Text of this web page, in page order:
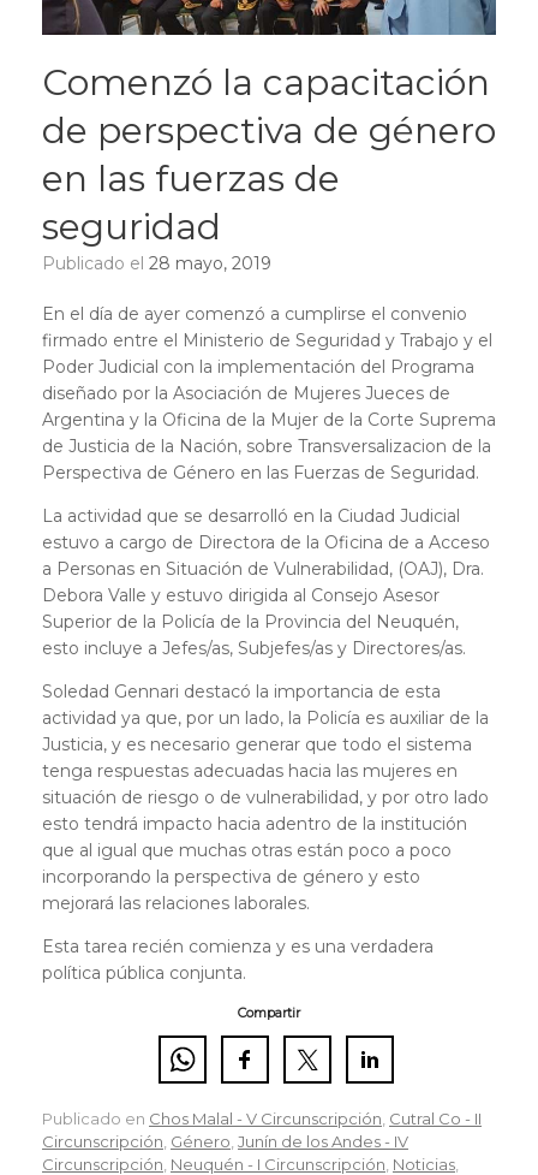
Comenzó la capacitación
de perspectiva de género
en las fuerzas de
seguridad
Publicado el 28 mayo, 2019
En el día de ayer comenzó a cumplirse el convenio
firmado entre el Ministerio de Seguridad y Trabajo y el
Poder Judicial con la implementación del Programa
diseñado por la Asociación de Mujeres Jueces de
Argentina y la Oficina de la Mujer de la Corte Suprema
de Justicia de la Nación, sobre Transversalizacion de la
Perspectiva de Género en las Fuerzas de Seguridad.
La actividad que se desarrolló en la Ciudad Judicial
estuvo a cargo de Directora de la Oficina de a Acceso
a Personas en Situación de Vulnerabilidad, (OAJ), Dra.
Debora Valle y estuvo dirigida al Consejo Asesor
Superior de la Policía de la Provincia del Neuquén,
esto incluye a Jefes/as, Subjefes/as y Directores/as.
Soledad Gennari destacó la importancia de esta
actividad ya que, por un lado, la Policía es auxiliar de la
Justicia, y es necesario generar que todo el sistema
tenga respuestas adecuadas hacia las mujeres en
situación de riesgo o de vulnerabilidad, y por otro lado
esto tendrá impacto hacia adentro de la institución
que al igual que muchas otras están poco a poco
incorporando la perspectiva de género y esto
mejorará las relaciones laborales.
Esta tarea recién comienza y es una verdadera
política pública conjunta.
Compartir
Publicado en Chos Malal - V Circunscripción Cutral Co - II
Circunscripción Género Junín de los Andes - IV
Circunscripción Neuquén - I Circunscripción Noticias